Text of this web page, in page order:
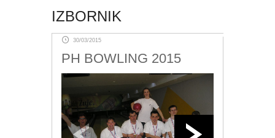
IZBORNIK
30/03/2015
PH BOWLING 2015